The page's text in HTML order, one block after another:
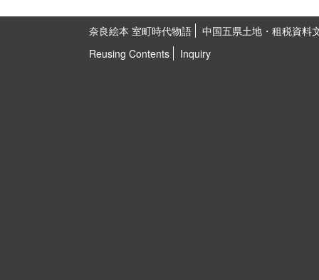
奈良絵本 室町時代物語
中国五県土地・租税資料
Reusing Contents
Inquiry